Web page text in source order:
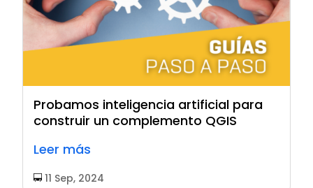
Probamos inteligencia artificial para
construir un complemento QGIS
Leer más
11 Sep, 2024